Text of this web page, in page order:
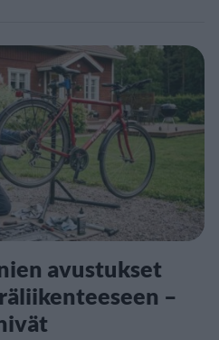
avustukset
–